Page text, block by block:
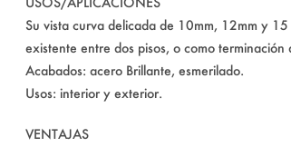
Su vista curva delicada de 10mm, 12mm y
existente entre dos pisos, o como
Acabados: acero Brillante, esmerilado.
Usos: interior y exterior.
VENTAJAS